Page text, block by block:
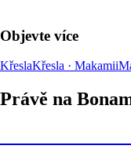
Objevte více
KřeslaKřesla · Makamii
Právě na